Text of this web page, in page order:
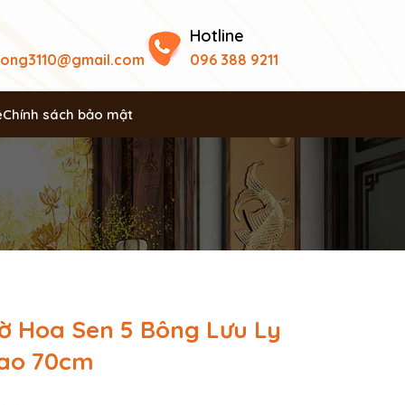
Hotline
096 388 9211
Chính sách bảo mật
Hoa Sen 5 Bông Lưu Ly
70cm